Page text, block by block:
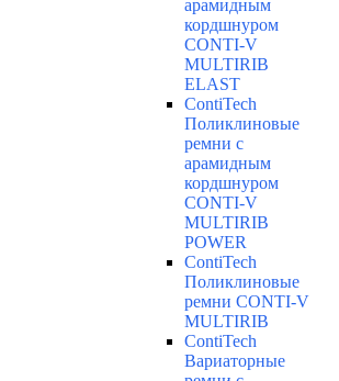
арамидным
кордшнуром
CONTI-V
MULTIRIB
ELAST
ContiTech
Поликлиновые
ремни с
арамидным
кордшнуром
CONTI-V
MULTIRIB
POWER
ContiTech
Поликлиновые
ремни CONTI-V
MULTIRIB
ContiTech
Вариаторные